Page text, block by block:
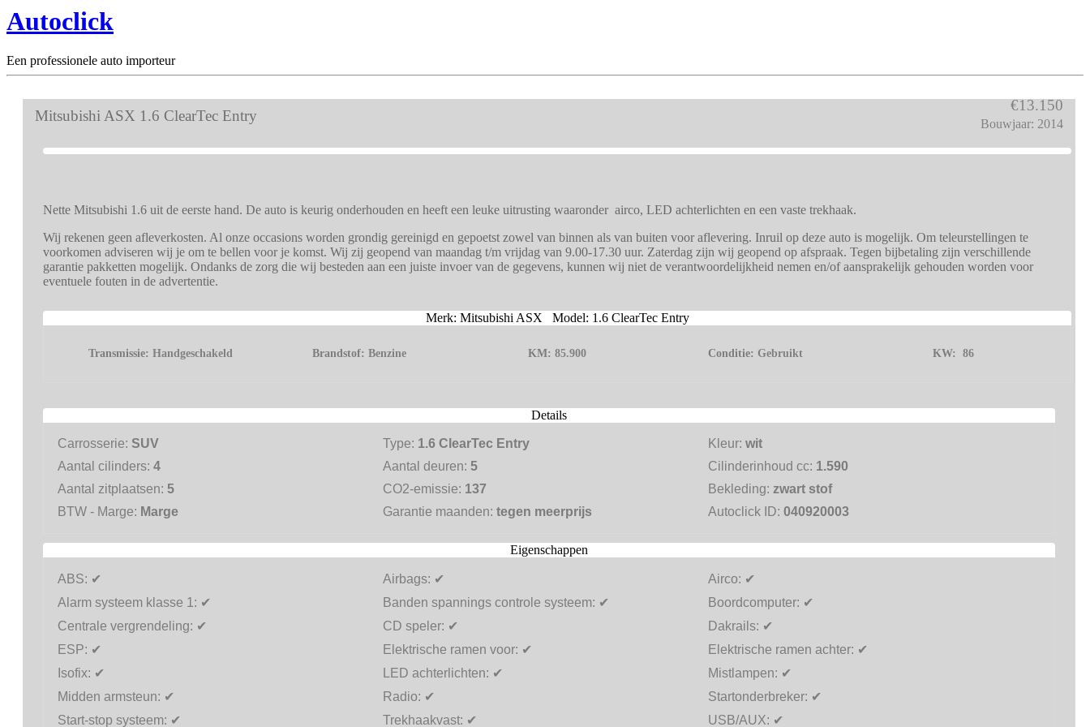
Autoclick
Een professionele auto importeur
Mitsubishi ASX 1.6 ClearTec Entry
€13.150
Bouwjaar: 2014
Nette Mitsubishi 1.6 uit de eerste hand. De auto is keurig onderhouden en heeft een leuke uitrusting waaronder airco, LED achterlichten en een vaste trekhaak.
Wij rekenen geen afleverkosten. Al onze occasions worden grondig gereinigd en gepoetst zowel van binnen als van buiten voor aflevering. Inruil op deze auto is mogelijk. Om teleurstellingen te
voorkomen adviseren wij je om te bellen voor je komst. Wij zij geopend van maandag t/m vrijdag van 9.00-17.30 uur. Zaterdag zijn wij geopend op afspraak. Tegen bijbetaling zijn verschillende
garantie pakketten mogelijk. Ondanks de zorg die wij besteden aan een juiste invoer van de gegevens, kunnen wij niet de verantwoordelijkheid nemen en/of aansprakelijk gehouden worden voor
eventuele fouten in de advertentie.
Merk: Mitsubishi ASX Model: 1.6 ClearTec Entry
Transmissie:Handgeschakeld Brandstof: Benzine KM: 85.900 Conditie: Gebruikt KW:86
Details
Carrosserie: SUV Type: 1.6 ClearTec Entry Kleur:wit
Aantal cilinders: 4 Aantal deuren:5 Cilinderinhoud cc: 1.590
Aantal zitplaatsen: 5 CO2-emissie: 137 Bekleding:zwart stof
BTW - Marge: Marge Garantie maanden:tegen meerprijs Autoclick ID:040920003
Eigenschappen
ABS: ✔ Airbags: ✔ Airco: ✔
Alarm systeem klasse 1: ✔ Banden spannings controle systeem: ✔ Boordcomputer: ✔
Centrale vergrendeling: ✔ CD speler: ✔ Dakrails: ✔
ESP: ✔ Elektrische ramen voor: ✔ Elektrische ramen achter: ✔
Isofix: ✔ LED achterlichten: ✔ Mistlampen: ✔
Midden armsteun: ✔ Radio: ✔ Startonderbreker: ✔
Start-stop systeem: ✔ Trekhaakvast: ✔ USB/AUX: ✔